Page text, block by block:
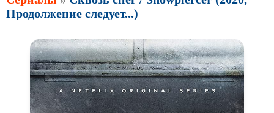
Продолжение следует...)